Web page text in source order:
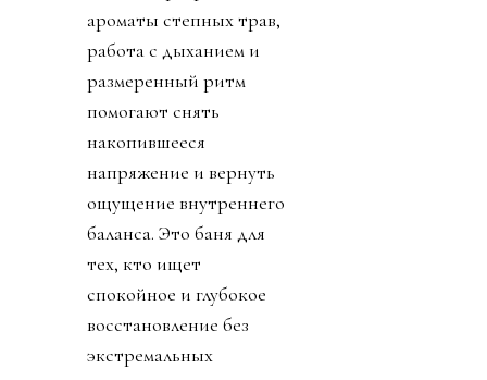
ароматы степных трав,
работа с дыханием и
размеренный ритм
помогают снять
накопившееся
напряжение и вернуть
ощущение внутреннего
баланса. Это баня для
тех, кто ищет
спокойное и глубокое
восстановление без
экстремальных